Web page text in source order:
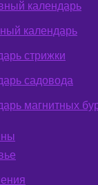
календарь
календарь
стрижки
садовода
магнитных